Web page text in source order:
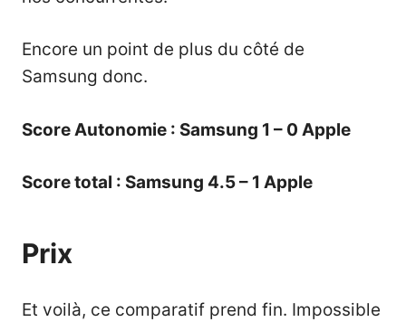
Encore un point de plus du côté de
Samsung donc.
Score Autonomie : Samsung 1 – 0 Apple
Score total : Samsung 4.5 – 1 Apple
Prix
Et voilà, ce comparatif prend fin. Impossible